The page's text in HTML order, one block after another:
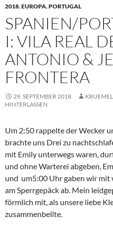
2018,EUROPA,PORTUGAL
SPANIEN/
I: VILA REAL
ANTONIO &
FRONTERA
29. SEPTEMBER 2018
HINTERLASSEN
Um 2:50 rappelte der Wecker
brachte uns Drei zu
mit Emily unterwegs waren,
und ohne Warterei abgeben,
und um5:00 Uhr gaben wir mit
am Sperrgepäck ab. Mein
förmlich mit, als unsere liebe
zusammenbellte.